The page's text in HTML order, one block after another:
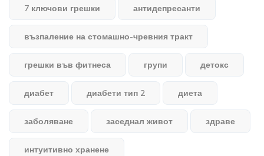
7 ключови грешки антидепресанти
възпаление на стомашно-чревния тракт
грешки във фитнеса групи детокс
диабет диабети тип 2 диета
заболяване заседнал живот здраве
интуитивно хранене